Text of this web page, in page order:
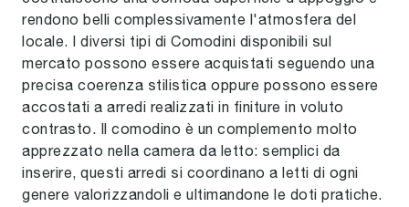
rendono belli complessivamente l'atmosfera del
locale. I diversi tipi di Comodini disponibili sul
mercato possono essere acquistati seguendo una
precisa coerenza stilistica oppure possono essere
accostati a arredi realizzati in finiture in voluto
contrasto. Il comodino è un complemento molto
apprezzato nella camera da letto: semplici da
inserire, questi arredi si coordinano a letti di ogni
genere valorizzandoli e ultimandone le doti pratiche.